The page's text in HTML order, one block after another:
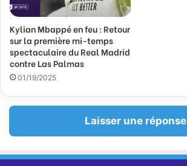
Kylian Mbappé en feu : Retour
sur la première mi-temps
spectaculaire du Real Madrid
contre Las Palmas
01/19/2025
Laisser une réponse